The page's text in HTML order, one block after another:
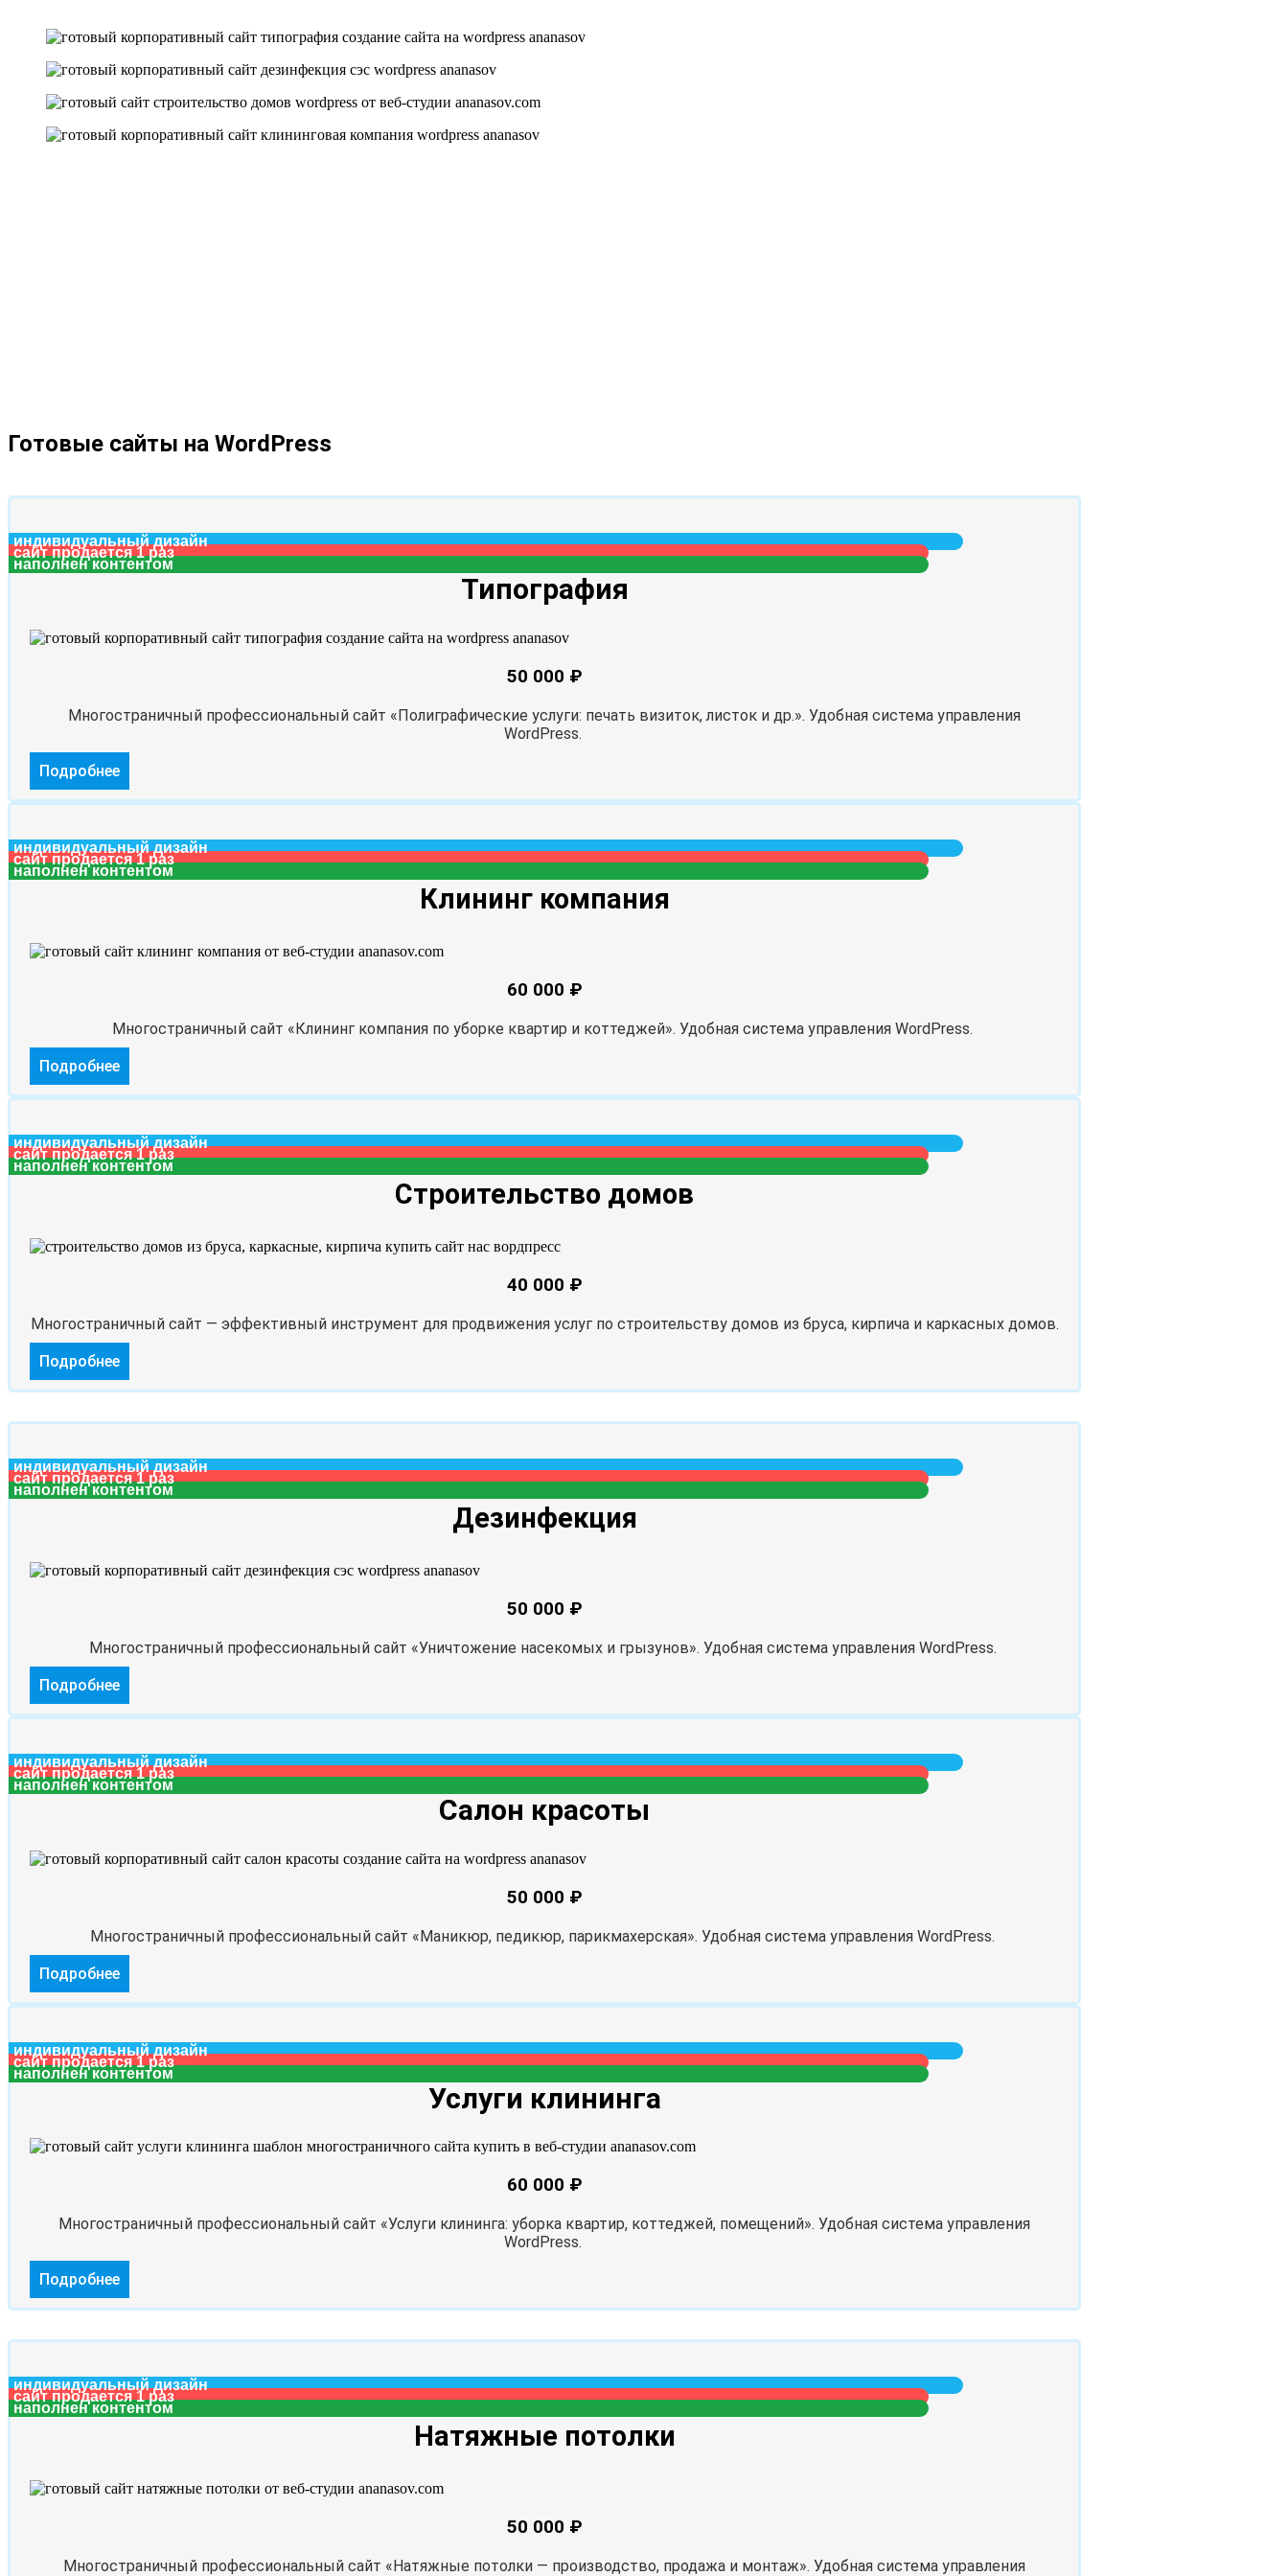
Готовые сайты на WordPress
индивидуальный дизайн
сайт продается 1 раз
наполнен контентом
Типография
50 000 ₽
Многостраничный профессиональный сайт «Полиграфические услуги: печать визиток, листок и др.». Удобная система управления
WordPress.
Подробнее
индивидуальный дизайн
сайт продается 1 раз
наполнен контентом
Клининг компания
60 000 ₽
Многостраничный сайт «Клининг компания по уборке квартир и коттеджей». Удобная система управления WordPress.
Подробнее
индивидуальный дизайн
сайт продается 1 раз
наполнен контентом
Строительство домов
40 000 ₽
Многостраничный сайт — эффективный инструмент для продвижения услуг по строительству домов из бруса, кирпича и каркасных домов.
Подробнее
индивидуальный дизайн
сайт продается 1 раз
наполнен контентом
Дезинфекция
50 000 ₽
Многостраничный профессиональный сайт «Уничтожение насекомых и грызунов». Удобная система управления WordPress.
Подробнее
индивидуальный дизайн
сайт продается 1 раз
наполнен контентом
Салон красоты
50 000 ₽
Многостраничный профессиональный сайт «Маникюр, педикюр, парикмахерская». Удобная система управления WordPress.
Подробнее
индивидуальный дизайн
сайт продается 1 раз
наполнен контентом
Услуги клининга
60 000 ₽
Многостраничный профессиональный сайт «Услуги клининга: уборка квартир, коттеджей, помещений». Удобная система управления
WordPress.
Подробнее
индивидуальный дизайн
сайт продается 1 раз
наполнен контентом
Натяжные потолки
50 000 ₽
Многостраничный профессиональный сайт «Натяжные потолки — производство, продажа и монтаж». Удобная система управления